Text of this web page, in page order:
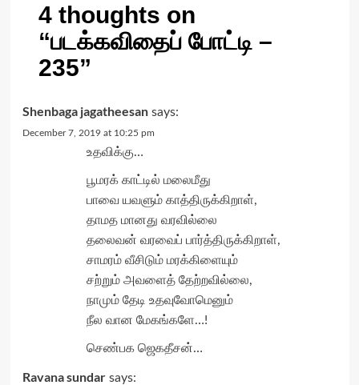
4 thoughts on
“படக்கவிதைப் போட்டி –
235”
Shenbaga jagatheesan says:
December 7, 2019 at 10:25 pm
உதவிக்கு…
பூமரக் காட்டில் மலைமீது
பாவை யவளும் காத்திருக்கிறாள்,
தாமத மானது வரவில்லை
தலைவன் வரவைப் பார்த்திருக்கிறாள்,
சாமரம் வீசிடும் மரக்கிளையும்
சற்றும் அவளைத் தேற்றவில்லை,
நாமும் தேடி உதவுவோமெனும்
நீல வான மேகங்களே…!
செண்பக ஜெகதீசன்…
Ravana sundar says: